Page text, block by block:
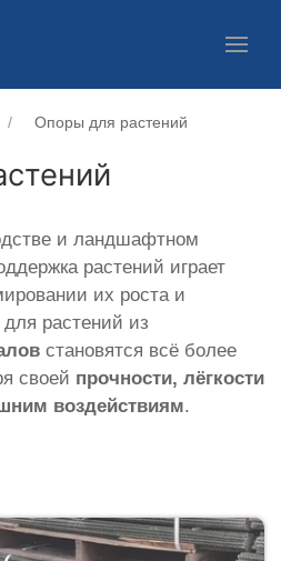
Опоры для растений
и ландшафтном
растений играет
их роста и
растений из
становятся всё более
своей прочности, лёгкости
воздействиям.